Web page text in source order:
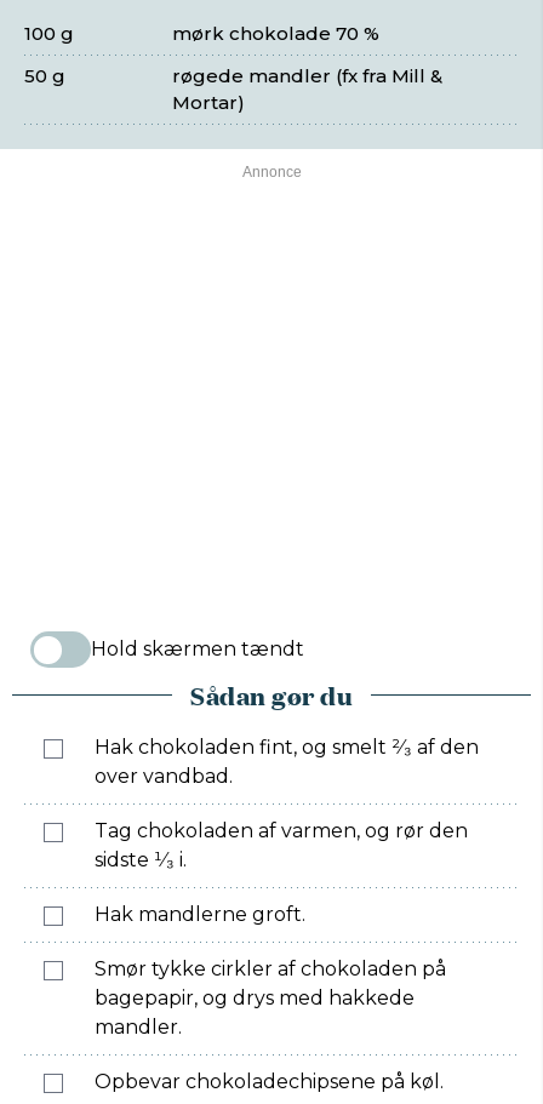
mørk chokolade 70 %
100 g
røgede mandler (fx fra Mill &
Mortar)
50 g
Hold skærmen tændt
Sådan gør du
Hak chokoladen fint, og smelt ²⁄₃ af den
over vandbad.
Tag chokoladen af varmen, og rør den
sidste ¹⁄₃ i.
Hak mandlerne groft.
Smør tykke cirkler af chokoladen på
bagepapir, og drys med hakkede
mandler.
Opbevar chokoladechipsene på køl.